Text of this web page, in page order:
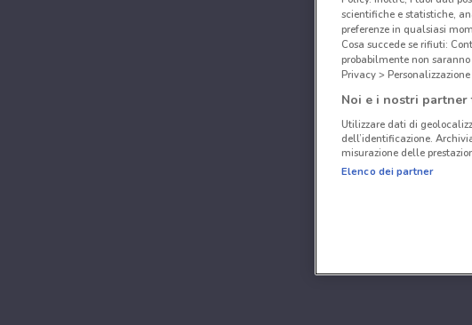
scientifiche e statistiche,
preferenze in qualsiasi
Cosa succede se rifiuti:
probabilmente non
Privacy >
Noi e i nostri
Utilizzare dati di
dell’identificazione.
misurazione delle
Elenco dei partner